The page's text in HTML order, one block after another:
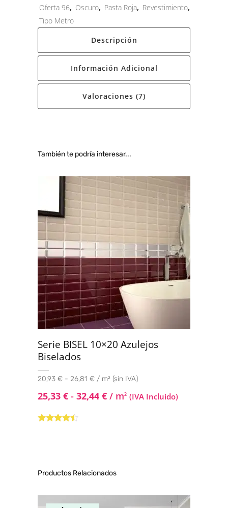
Oferta 96, Oscuro, Pasta Roja, Revestimiento,
Tipo Metro
Descripción
Información Adicional
Valoraciones (7)
También te podría interesar...
Serie BISEL 10×20 Azulejos
Biselados
20,93 € - 26,81 € / m² (sin IVA)
25,33 € - 32,44 € / m2 (IVA Incluido)
Productos Relacionados